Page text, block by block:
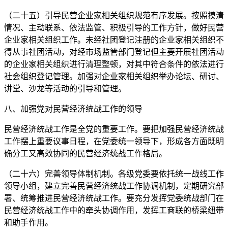
（二十五）引导民营企业家相关组织规范有序发展。按照摸清
情况、主动联系、依法监管、积极引导的工作方针，做好民营
企业家相关组织工作。未经社团登记注册的企业家相关组织不
得从事社团活动，对经市场监管部门登记但主要开展社团活动
的企业家相关组织进行清理整顿，对其中符合条件的依法进行
社会组织登记管理。加强对企业家相关组织举办论坛、研讨、
讲堂、沙龙等活动的引导和管理。
八、加强党对民营经济统战工作的领导
民营经济统战工作是全党的重要工作。要把加强民营经济统战
工作摆上重要议事日程，在党委统一领导下，形成各方面既明
确分工又高效协同的民营经济统战工作格局。
（二十六）完善领导体制机制。各级党委要依托统一战线工作
领导小组，建立完善民营经济统战工作协调机制，定期研究部
署、统筹推进民营经济统战工作。要充分发挥党委统战部门在
民营经济统战工作中的牵头协调作用，发挥工商联的桥梁纽带
和助手作用。